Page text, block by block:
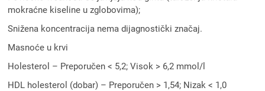
mokraćne kiseline u zglobovima);
Snižena koncentracija nema dijagnostički značaj.
Masnoće u krvi
Holesterol – Preporučen < 5,2; Visok > 6,2 mmol/l
HDL holesterol (dobar) – Preporučen > 1,54; Nizak < 1,0